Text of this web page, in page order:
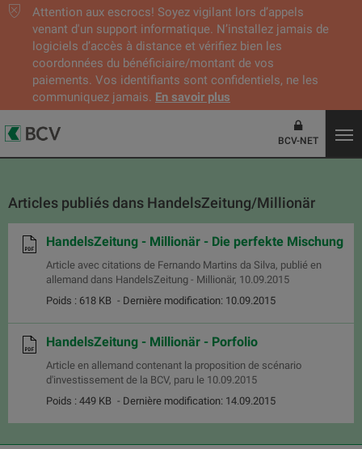
Attention aux escrocs! Soyez vigilant lors d’appels
venant d'un support informatique. N’installez jamais de
logiciels d’accès à distance et vérifiez bien les
coordonnées du bénéficiaire/montant de vos
paiements. Vos identifiants sont confidentiels, ne les
communiquez jamais. En savoir plus
BCV-NET
Articles publiés dans HandelsZeitung/Millionär
HandelsZeitung - Millionär - Die perfekte Mischung
Article avec citations de Fernando Martins da Silva, publié en
allemand dans HandelsZeitung - Millionär, 10.09.2015
Poids : 618 KB - Dernière modification: 10.09.2015
HandelsZeitung - Millionär - Porfolio
Article en allemand contenant la proposition de scénario
d'investissement de la BCV, paru le 10.09.2015
Poids : 449 KB - Dernière modification: 14.09.2015